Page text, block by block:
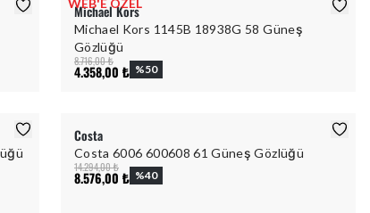
WEB'E ÖZEL
Michael Kors
Michael Kors 1145B 18938G 58 Güneş
Gözlüğü
8.716,00 ₺
4.358,00 ₺ %50
Costa
Costa 6006 600608 61 Güneş Gözlüğü
14.294,00 ₺
8.576,00 ₺ %40